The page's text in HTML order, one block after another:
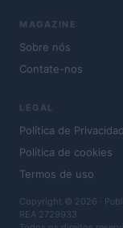
MAGAZINE
Sobre nós
Contate-nos
LEGAL
Política de
Política de cookies
Termos de uso
Copyright © 2026 ·
REA 2729933